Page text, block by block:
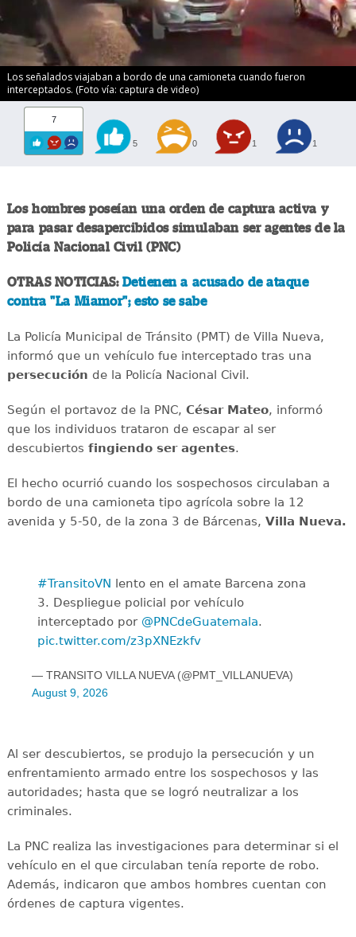
Los señalados viajaban a bordo de una camioneta cuando fueron
interceptados. (Foto vía: captura de video)
7
5 0 1 1
Los hombres poseían una orden de captura activa y
para pasar desapercibidos simulaban ser agentes de la
Policía Nacional Civil (PNC)
OTRAS NOTICIAS: Detienen a acusado de ataque
contra "La Miamor"; esto se sabe
La Policía Municipal de Tránsito (PMT) de Villa Nueva,
informó que un vehículo fue interceptado tras una
persecución de la Policía Nacional Civil.
Según el portavoz de la PNC, César Mateo, informó
que los individuos trataron de escapar al ser
descubiertos fingiendo ser agentes.
El hecho ocurrió cuando los sospechosos circulaban a
bordo de una camioneta tipo agrícola sobre la 12
avenida y 5-50, de la zona 3 de Bárcenas, Villa Nueva.
#TransitoVN lento en el amate Barcena zona
3. Despliegue policial por vehículo
interceptado por @PNCdeGuatemala.
pic.twitter.com/z3pXNEzkfv
— TRANSITO VILLA NUEVA (@PMT_VILLANUEVA)
August 9, 2026
Al ser descubiertos, se produjo la persecución y un
enfrentamiento armado entre los sospechosos y las
autoridades; hasta que se logró neutralizar a los
criminales.
La PNC realiza las investigaciones para determinar si el
vehículo en el que circulaban tenía reporte de robo.
Además, indicaron que ambos hombres cuentan con
órdenes de captura vigentes.